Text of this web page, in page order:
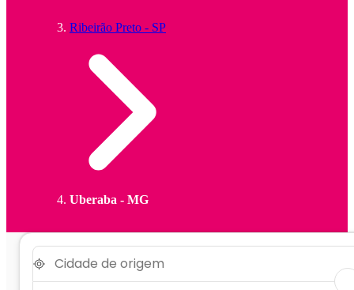
Ribeirão Preto - SP
Uberaba - MG